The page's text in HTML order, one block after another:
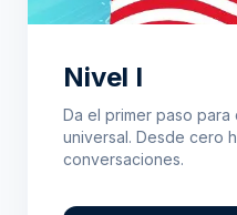
Nivel I
Da el primer paso para
universal. Desde cero
conversaciones.